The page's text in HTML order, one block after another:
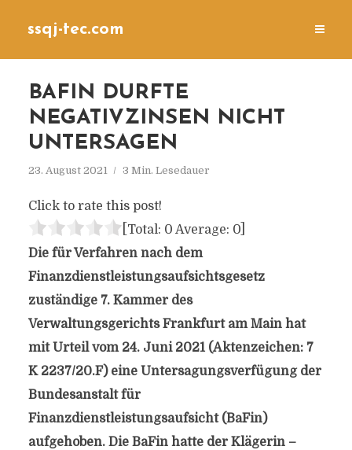
ssqj-tec.com
BAFIN DURFTE
NEGATIVZINSEN NICHT
UNTERSAGEN
23. August 2021 3 Min. Lesedauer
Click to rate this post!
[Total: 0 Average: 0]
Die für Verfahren nach dem
Finanzdienstleistungsaufsichtsgesetz
zuständige 7. Kammer des
Verwaltungsgerichts Frankfurt am Main hat
mit Urteil vom 24. Juni 2021 (Aktenzeichen: 7
K 2237/20.F) eine Untersagungsverfügung der
Bundesanstalt für
Finanzdienstleistungsaufsicht (BaFin)
aufgehoben. Die BaFin hatte der Klägerin –